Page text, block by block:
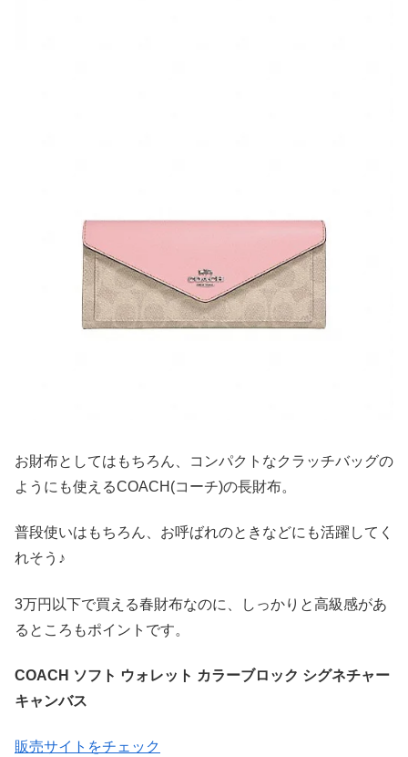
お財布としてはもちろん、コンパクトなクラッチバッグの
ようにも使えるCOACH(コーチ)の長財布。
普段使いはもちろん、お呼ばれのときなどにも活躍してく
れそう♪
3万円以下で買える春財布なのに、しっかりと高級感があ
るところもポイントです。
COACH ソフト ウォレット カラーブロック シグネチャー
キャンバス
販売サイトをチェック